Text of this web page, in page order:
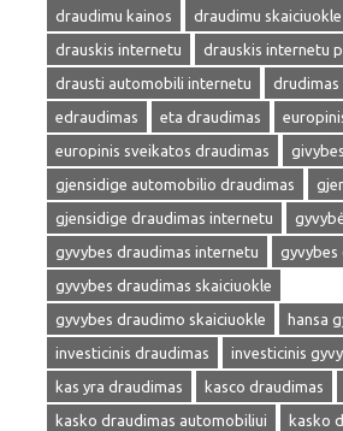
draudimu kainos
draudimu skaiciuokle
drauskis internetu
drauskis internetu
drausti automobili internetu
drudimas
edraudimas
eta draudimas
europinis sveikatos draudimas
gjensidige automobilio draudimas
gjensidige draudimas internetu
gyvybes draudimas internetu
gyvybes
gyvybes draudimas skaiciuokle
gyvybes draudimo skaiciuokle
hansa
investicinis draudimas
investicinis
kas yra draudimas
kasco draudimas
kasko draudimas automobiliui
kasko